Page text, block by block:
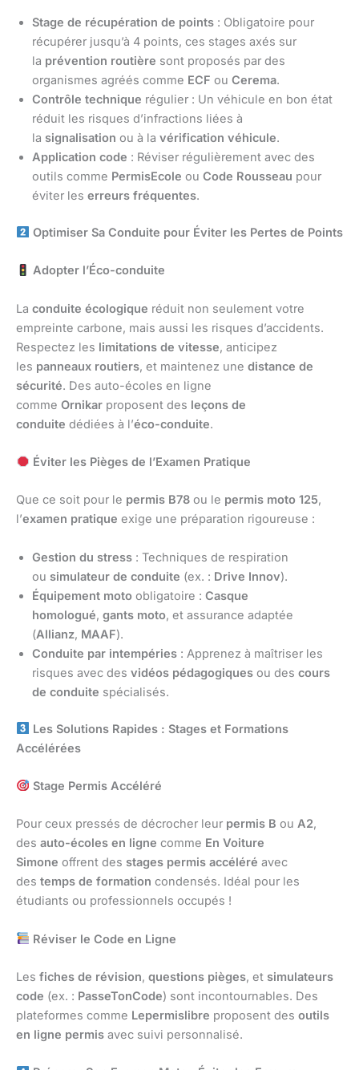
Stage de récupération de points : Obligatoire pour
récupérer jusqu’à 4 points, ces stages axés sur
la prévention routière sont proposés par des
organismes agréés comme ECF ou Cerema.
Contrôle technique régulier : Un véhicule en bon état
réduit les risques d’infractions liées à
la signalisation ou à la vérification véhicule.
Application code : Réviser régulièrement avec des
outils comme PermisEcole ou Code Rousseau pour
éviter les erreurs fréquentes.
Optimiser Sa Conduite pour Éviter les Pertes de Points
Adopter l’Éco-conduite
La conduite écologique réduit non seulement votre
empreinte carbone, mais aussi les risques d’accidents.
Respectez les limitations de vitesse, anticipez
les panneaux routiers, et maintenez une distance de
sécurité. Des auto-écoles en ligne
comme Ornikar proposent des leçons de
conduite dédiées à l’éco-conduite.
Éviter les Pièges de l’Examen Pratique
Que ce soit pour le permis B78 ou le permis moto 125,
l’examen pratique exige une préparation rigoureuse :
Gestion du stress : Techniques de respiration
ou simulateur de conduite (ex. : Drive Innov).
Équipement moto obligatoire : Casque
homologué, gants moto, et assurance adaptée
(Allianz, MAAF).
Conduite par intempéries : Apprenez à maîtriser les
risques avec des vidéos pédagogiques ou des cours
de conduite spécialisés.
Les Solutions Rapides : Stages et Formations
Accélérées
Stage Permis Accéléré
Pour ceux pressés de décrocher leur permis B ou A2,
des auto-écoles en ligne comme En Voiture
Simone offrent des stages permis accéléré avec
des temps de formation condensés. Idéal pour les
étudiants ou professionnels occupés !
Réviser le Code en Ligne
Les fiches de révision, questions pièges, et simulateurs
code (ex. : PasseTonCode) sont incontournables. Des
plateformes comme Lepermislibre proposent des outils
en ligne permis avec suivi personnalisé.